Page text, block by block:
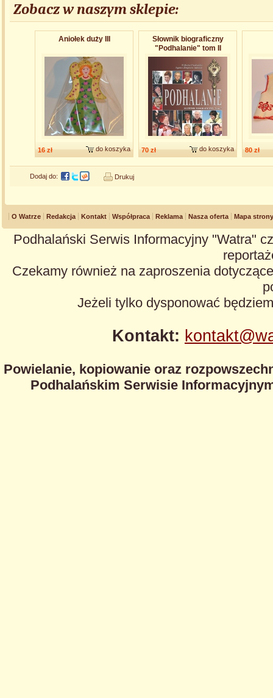
Zobacz w naszym sklepie:
Aniołek duży III
16 zł do koszyka
Słownik biograficzny
"Podhalanie" tom II
70 zł do koszyka 80 zł
Dodaj do: Drukuj
O Watrze Redakcja Kontakt Współpraca Reklama Nasza oferta Mapa strony
Podhalański Serwis Informacyjny "Watra"
Czekamy również na zaproszenia
Jeżeli tylko dysponować
Kontakt:
Powielanie, kopiowanie oraz
Podhalańskim Serwisie